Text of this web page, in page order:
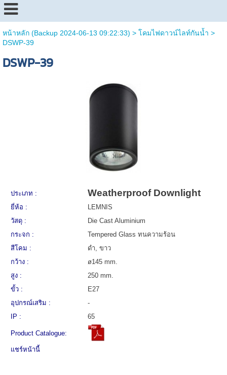
หน้าหลัก (Backup 2024-06-13 09:22:33) > โคมไฟดาวน์ไลท์กันน้ำ >
DSWP-39
DSWP-39
ประเภท : Weatherproof Downlight
ยี่ห้อ :
LEMNIS
วัสดุ :
Die Cast Aluminium
กระจก :
Tempered Glass ทนความร้อน
สีโคม :
ดำ, ขาว
กว้าง :
ø145 mm.
สูง :
250 mm.
ขั้ว :
E27
อุปกรณ์เสริม :
-
IP :
65
Product Catalogue:
แชร์หน้านี้